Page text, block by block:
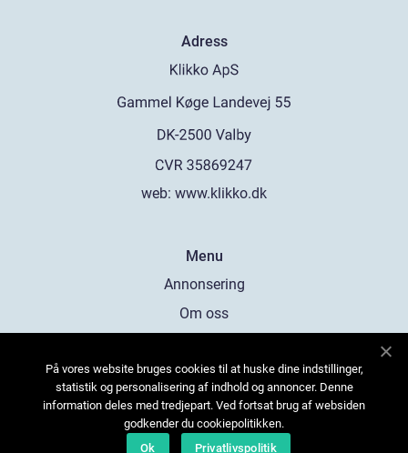
Adress
web: www.klikko.dk
Menu
Annonsering
Om oss
Kontakta oss
Sitemap
På vores website bruges cookies til at huske dine indstillinger,
statistik og personalisering af indhold og annoncer. Denne
information deles med tredjepart. Ved fortsat brug af websiden
godkender du cookiepolitikken.
Ok
Privatlivspolitik